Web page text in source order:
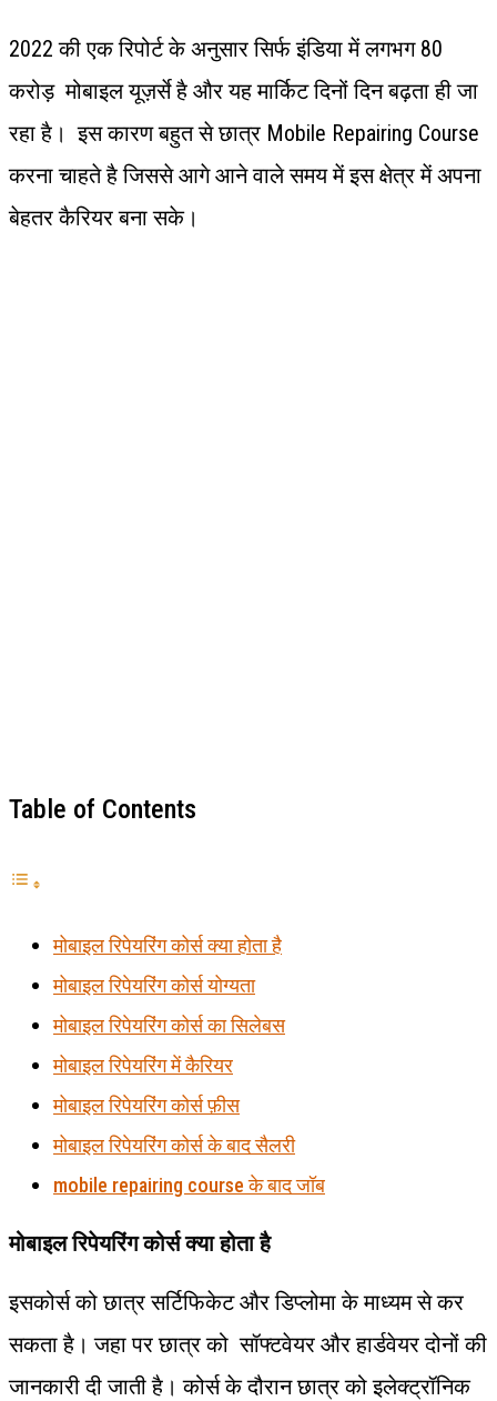
2022 की एक रिपोर्ट के अनुसार सिर्फ इंडिया में लगभग 80
करोड़ मोबाइल यूज़र्से है और यह मार्किट दिनों दिन बढ़ता ही जा
रहा है। इस कारण बहुत से छात्र Mobile Repairing Course
करना चाहते है जिससे आगे आने वाले समय में इस क्षेत्र में अपना
बेहतर कैरियर बना सके।
Table of Contents
मोबाइल रिपेयरिंग कोर्स क्या होता है
मोबाइल रिपेयरिंग कोर्स योग्यता
मोबाइल रिपेयरिंग कोर्स का सिलेबस
मोबाइल रिपेयरिंग में कैरियर
मोबाइल रिपेयरिंग कोर्स फ़ीस
मोबाइल रिपेयरिंग कोर्स के बाद सैलरी
mobile repairing course के बाद जॉब
मोबाइलरिपेयरिंगकोर्सक्याहोताहै
इसकोर्स को छात्र सर्टिफिकेट और डिप्लोमा के माध्यम से कर
सकता है। जहा पर छात्र को सॉफ्टवेयर और हार्डवेयर दोनों की
जानकारी दी जाती है। कोर्स के दौरान छात्र को इलेक्ट्रॉनिक